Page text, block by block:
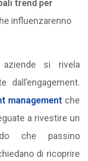
trend per
influenzarenno
aziende si rivela
management che
a rivestire un
che passino
di ricoprire